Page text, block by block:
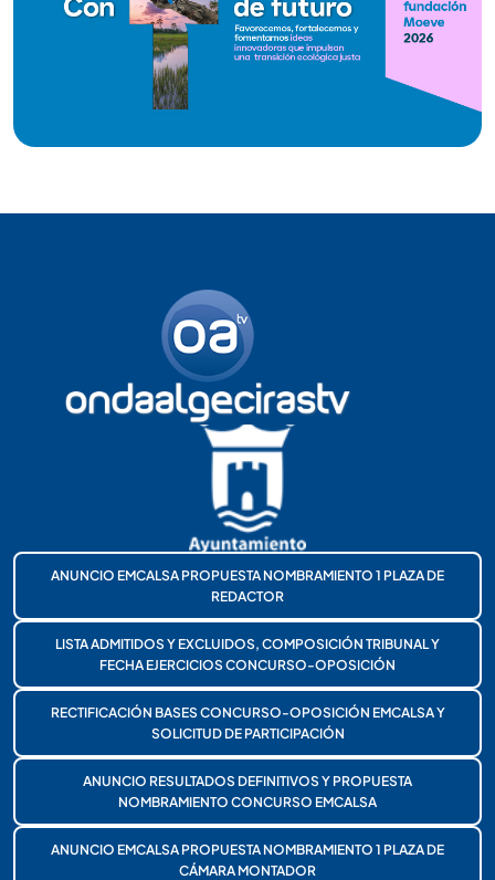
ANUNCIO EMCALSA PROPUESTA NOMBRAMIENTO 1 PLAZA DE
REDACTOR
LISTA ADMITIDOS Y EXCLUIDOS, COMPOSICIÓN TRIBUNAL Y
FECHA EJERCICIOS CONCURSO-OPOSICIÓN
RECTIFICACIÓN BASES CONCURSO-OPOSICIÓN EMCALSA Y
SOLICITUD DE PARTICIPACIÓN
ANUNCIO RESULTADOS DEFINITIVOS Y PROPUESTA
NOMBRAMIENTO CONCURSO EMCALSA
ANUNCIO EMCALSA PROPUESTA NOMBRAMIENTO 1 PLAZA DE
CÁMARA MONTADOR